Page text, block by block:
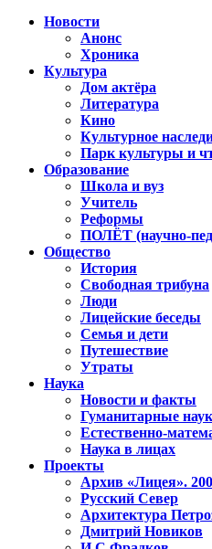
Новости
Анонс
Хроника
Культура
Дом актёра
Литература
Кино
Культурное
Парк культуры и
Образование
Школа и вуз
Учитель
Реформы
ПОЛЁТ (научно-
Общество
История
Свободная трибуна
Люди
Лицейские беседы
Семья и дети
Путешествие
Утраты
Наука
Новости и факты
Гуманитарные
Естественно-
Наука в лицах
Проекты
Архив «Лицея».
Русский Север
Архитектура
Дмитрий Новиков